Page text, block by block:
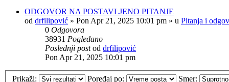
ODGOVOR NA POSTAVLJENO PITANJE
od drfilipović » Pon Apr 21, 2025 10:01 pm » u Pitanja i
0 Odgovora
38931 Pogledano
Poslednji postod drfilipović
Pon Apr 21, 2025 10:01 pm
Prikaži: Poređaj po: Smer: